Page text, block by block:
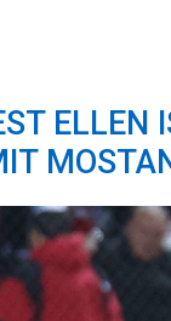
ELLEN